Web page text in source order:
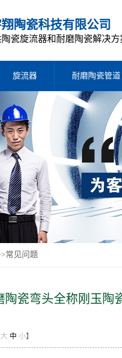
陶瓷科技有限公司
瓷旋流器和耐磨陶瓷解决方
旋流器 耐磨陶瓷管道
常见问题
陶瓷弯头全称刚玉陶
大 中 小】